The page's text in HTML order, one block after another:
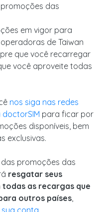
das
em vigor para
de Taiwan
que você recarregar
você aproveite todas
nos siga nas redes
para ficar por
disponíveis, bem
exclusivas.
promoções das
resgatar seus
as recargas que
outros países
conta.